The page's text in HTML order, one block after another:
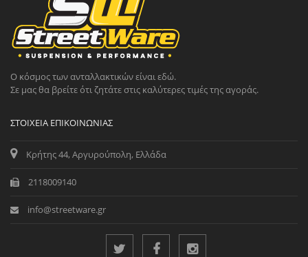
Ο κόσμος των ανταλλακτικών είναι εδώ.
Σε μας θα βρείτε ότι ζητάτε στις καλύτερες τιμές της αγοράς.
ΣΤΟΙΧΕΊΑ ΕΠΙΚΟΙΝΩΝΊΑΣ
Κρήτης 44, Αργυρούπολη, Ελλάδα
2118009140
info@streetware.gr